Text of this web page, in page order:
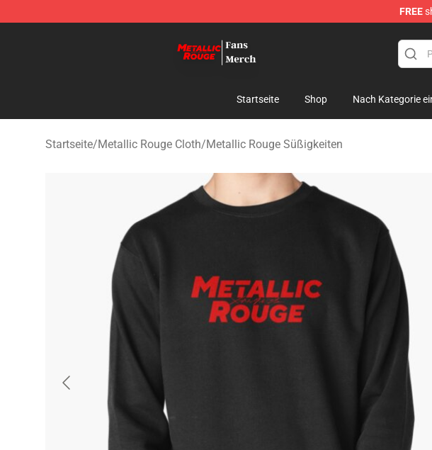
FREE
Startseite Shop Nach Kategorie
Startseite/Metallic Rouge Cloth/Metallic Rouge Süßigkeiten